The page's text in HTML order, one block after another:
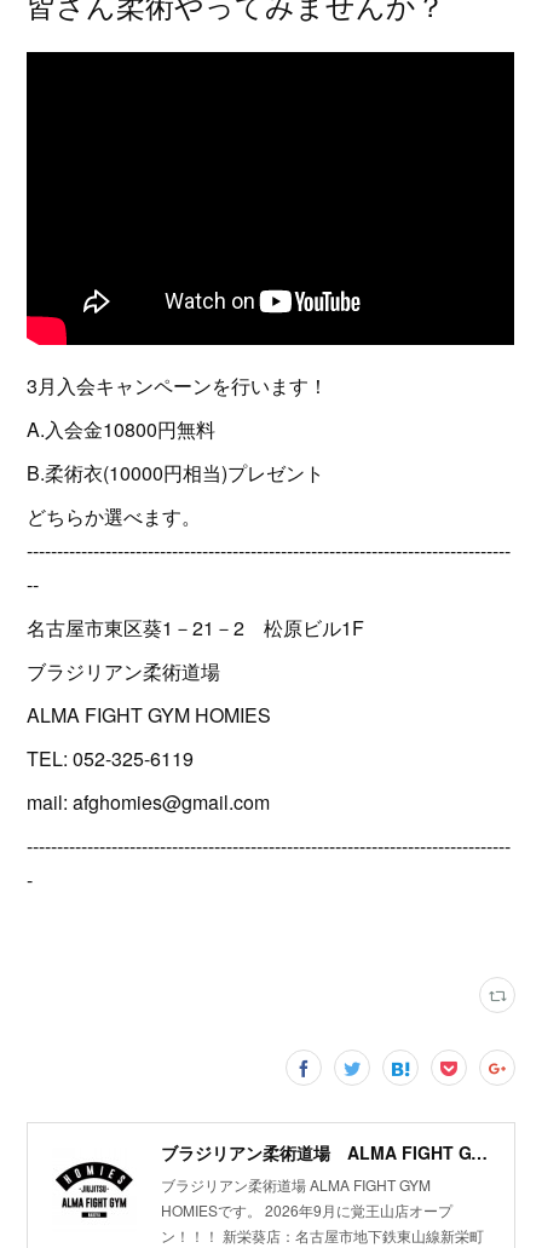
3月入会キャンペーンを行います！
A.入会金10800円無料
B.柔術衣(10000円相当)プレゼント
どちらか選べます。
--------------------------------------------------------------------------------
--
名古屋市東区葵1－21－2 松原ビル1F
ブラジリアン柔術道場
ALMA FIGHT GYM HOMIES
TEL: 052-325-6119
mail: afghomies@gmail.com
--------------------------------------------------------------------------------
-
ブラジリアン柔術道場 ALMA FIGHT GYM HOMIES(ホーミーズ)
ブラジリアン柔術道場 ALMA FIGHT GYM
HOMIESです。 2026年9月に覚王山店オープ
ン！！！ 新栄葵店：名古屋市地下鉄東山線新栄町